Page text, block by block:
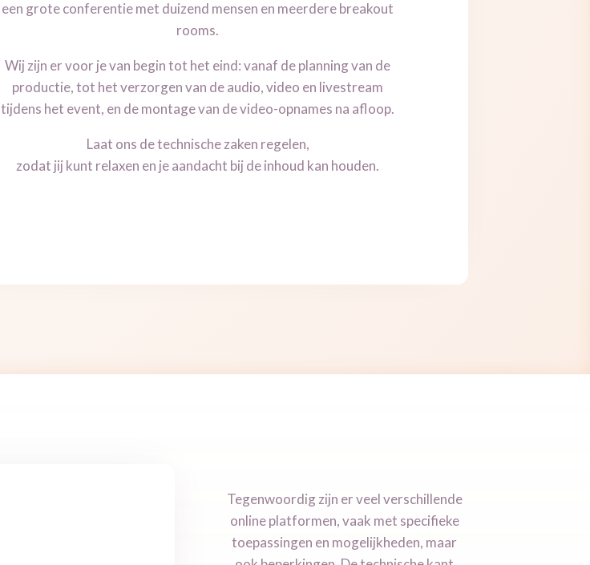
een grote conferentie met duizend mensen en meerdere breakout
rooms.
Wij zijn er voor je van begin tot het eind: vanaf de planning van de
productie, tot het verzorgen van de audio, video en livestream
tijdens het event, en de montage van de video-opnames na afloop.
Laat ons de technische zaken regelen,
zodat jij kunt relaxen en je aandacht bij de inhoud kan houden.
Tegenwoordig zijn er veel verschillende
online platformen, vaak met specifieke
toepassingen en mogelijkheden, maar